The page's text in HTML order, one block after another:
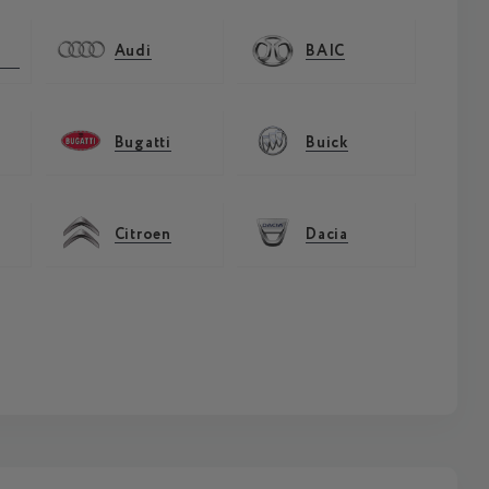
Audi BAIC
Bugatti Buick
Citroen Dacia